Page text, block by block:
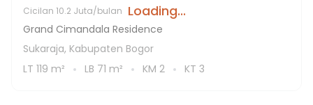
Loading...
Cicilan 10.2 Juta/bulan
Grand Cimandala Residence
Sukaraja, Kabupaten Bogor
LT 119 m² LB 71 m² KM 2 KT 3